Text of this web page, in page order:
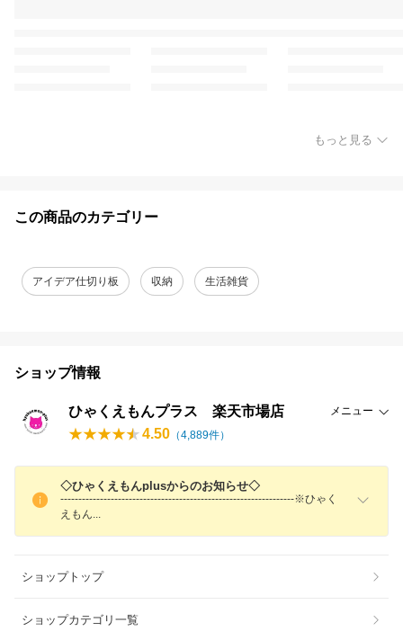
もっと見る
この商品のカテゴリー
アイデア仕切り板 収納 生活雑貨
ショップ情報
ひゃくえもんプラス 楽天市場店 メニュー
4.50 （4,889件）
◇ひゃくえもんplusからのお知らせ◇
-----------------------------------------------------------------※ひゃく
えも ん
ショップトップ
ショップカテゴリ一覧